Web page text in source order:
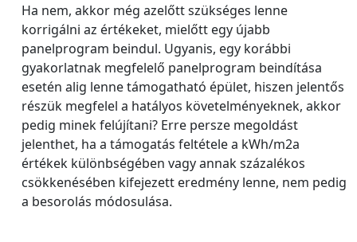
Ha nem, akkor még azelőtt szükséges lenne
korrigálni az értékeket, mielőtt egy újabb
panelprogram beindul. Ugyanis, egy korábbi
gyakorlatnak megfelelő panelprogram beindítása
esetén alig lenne támogatható épület, hiszen jelentős
részük megfelel a hatályos követelményeknek, akkor
pedig minek felújítani? Erre persze megoldást
jelenthet, ha a támogatás feltétele a kWh/m2a
értékek különbségében vagy annak százalékos
csökkenésében kifejezett eredmény lenne, nem pedig
a besorolás módosulása.